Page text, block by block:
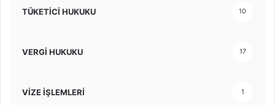
TÜKETİCİ HUKUKU 10
VERGİ HUKUKU 17
VİZE İŞLEMLERİ 1